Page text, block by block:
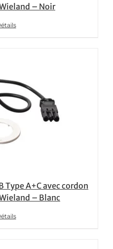
– Noir
Type A+C avec cordon
– Blanc